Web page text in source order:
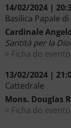
14/02/2024 |
Basilica Papale
Cardinale
Santità per la
Ficha do evento
13/02/2024 |
Cattedrale
Mons. Douglas
Ficha do evento